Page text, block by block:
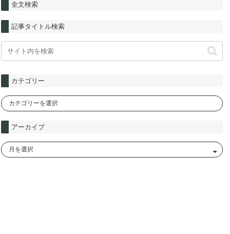
全文検索
記事タイトル検索
カテゴリー
アーカイブ